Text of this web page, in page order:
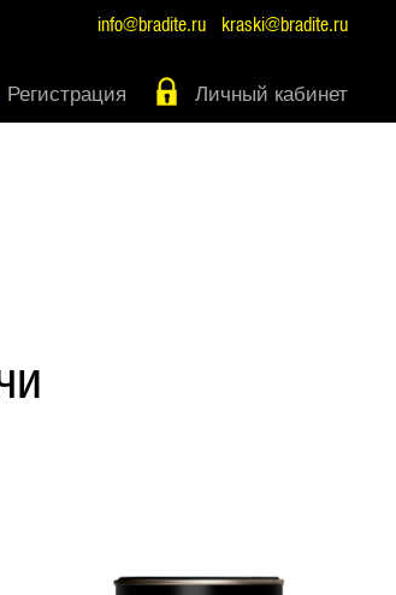
info@bradite.ru kraski@bradite.ru
Регистрация Личный кабинет